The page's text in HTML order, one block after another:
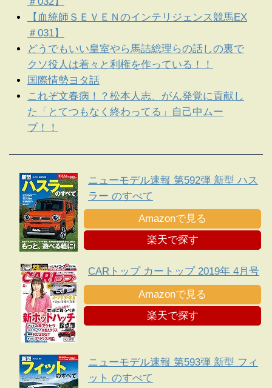
【血統師ＳＥＶＥＮのインテリジェンス競馬EX
＃031】
どうでもいい皇室やら馬詰総理らの話しの裏で
クソ役人は着々と利権を作っている！！
国際情勢ヨタ話
これぞ文春病！？松本人志、がん発覚に貢献し
た「とてつもなく終わってる」自己中ムー
ブ！！
ニューモデル速報 第592弾 新型 ハス
ラー のすべて
Amazonで見る
楽天で探す
CARトップ カートップ 2019年 4月号
Amazonで見る
楽天で探す
ニューモデル速報 第593弾 新型 フィ
ット のすべて